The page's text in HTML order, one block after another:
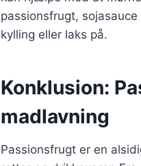
passionsfrugt,
kylling eller laks på.
Konklusion:
madlavning
Passionsfrugt er en